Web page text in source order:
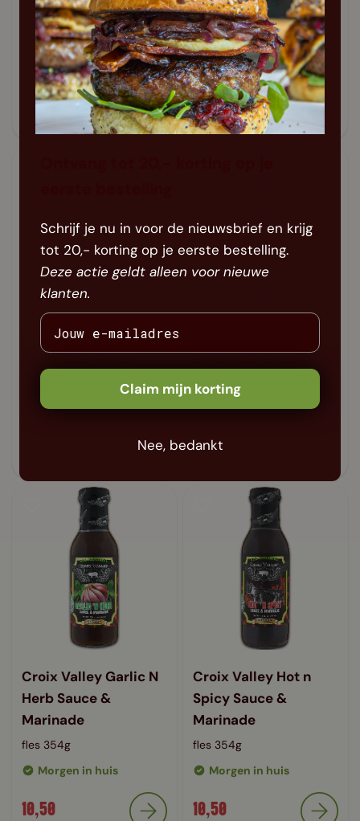
fles 354g
Morgen in huis
10,50
Marinade
fles 354g
Morgen in huis
10,50
Croix Valley Private
Morgen in huis
fles 354g
Morgen in huis
10,50
Croix Valley Garlic N
Herb Sauce &
Marinade
fles 354g
Morgen in huis
10,50
Croix Valley Hot n
Spicy Sauce &
Marinade
fles 354g
Morgen in huis
10,50
Schrijf je nu in voor de nieuwsbrief en krijg
tot 20,- korting op je eerste bestelling.
Deze actie geldt alleen voor nieuwe
klanten.
Claim mijn korting
Nee, bedankt